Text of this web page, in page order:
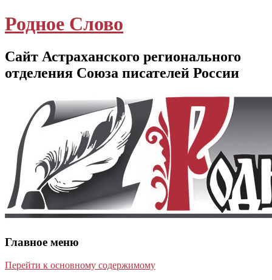
Родное Слово
Сайт Астраханского регионального
отделения Союза писателей России
Главное меню
Перейти к основному содержимому